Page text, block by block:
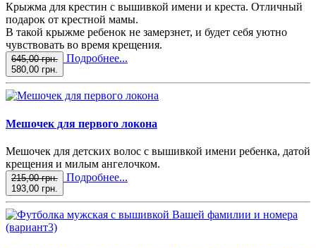
Крыжма для крестин с вышивкой имени и креста. Отличный
подарок от крестной мамы.
В такой крыжме ребенок не замерзнет, и будет себя уютно
чувствовать во время крещения.
645,00 грн.
580,00 грн.
Подробнее...
Мешочек для первого локона
Мешочек для детских волос с вышивкой имени ребенка, датой
крещения и милым ангелочком.
215,00 грн.
193,00 грн.
Подробнее...